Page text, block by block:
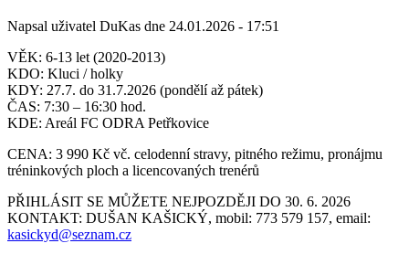
Napsal uživatel DuKas dne 24.01.2026 - 17:51
VĚK: 6-13 let (2020-2013)
KDO: Kluci / holky
KDY: 27.7. do 31.7.2026 (pondělí až pátek)
ČAS: 7:30 – 16:30 hod.
KDE: Areál FC ODRA Petřkovice
CENA: 3 990 Kč vč. celodenní stravy, pitného režimu, pronájmu
tréninkových ploch a licencovaných trenérů
PŘIHLÁSIT SE MŮŽETE NEJPOZDĚJI DO 30. 6. 2026
KONTAKT: DUŠAN KAŠICKÝ, mobil: 773 579 157, email:
kasickyd@seznam.cz